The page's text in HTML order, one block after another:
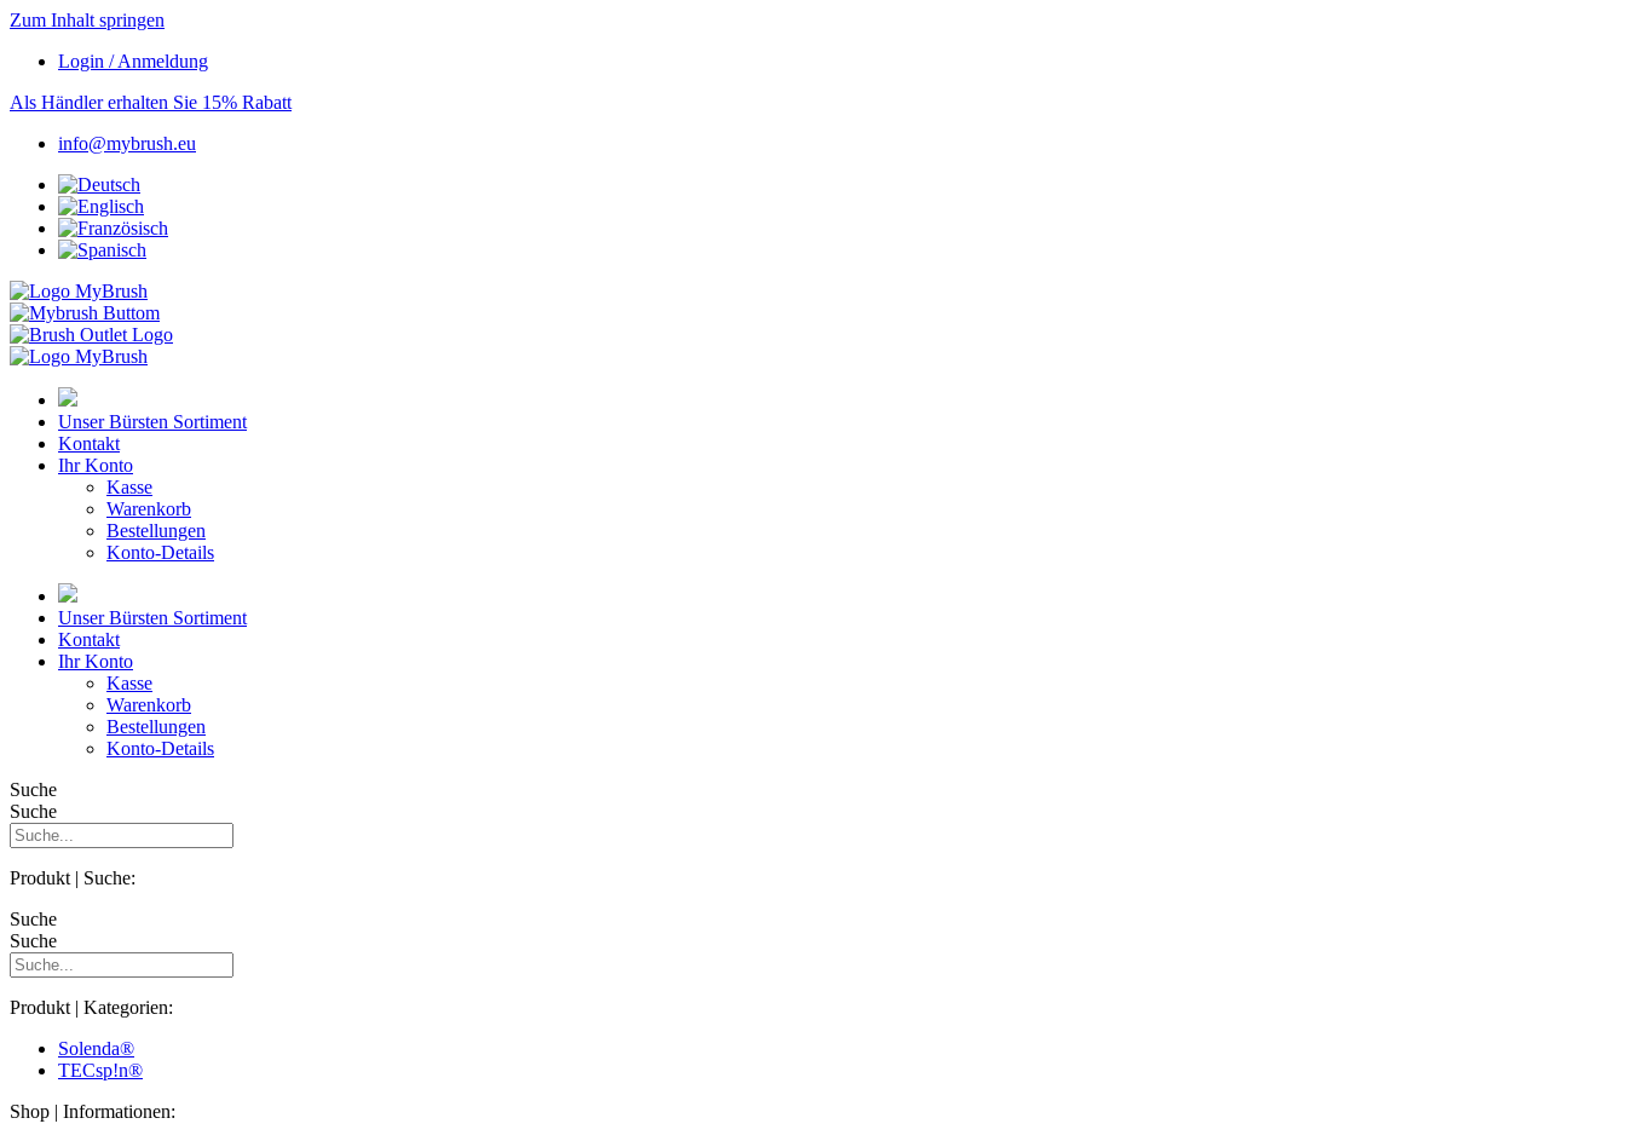
Zum Inhalt springen
Login / Anmeldung
Als Händler erhalten Sie 15% Rabatt
info@mybrush.eu
Unser Bürsten Sortiment
Kontakt
Ihr Konto
Kasse
Warenkorb
Bestellungen
Konto-Details
Unser Bürsten Sortiment
Kontakt
Ihr Konto
Kasse
Warenkorb
Bestellungen
Konto-Details
Suche
Suche
Produkt | Suche:
Suche
Suche
Produkt | Kategorien:
Solenda®
TECsp!n®
Shop | Informationen: